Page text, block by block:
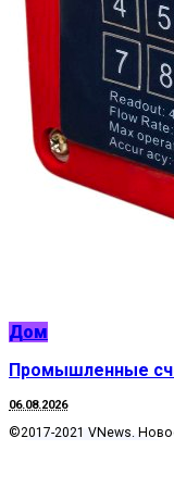
Дом
Промышленные
06.08.2026
©2017-2021 VNews.